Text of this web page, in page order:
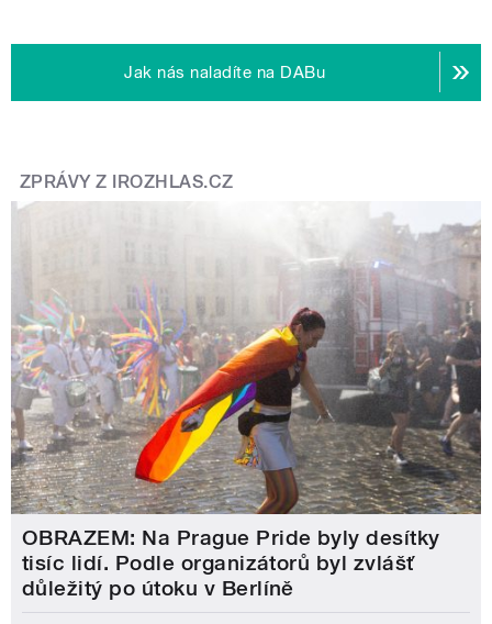
Jak nás naladíte na DABu
ZPRÁVY Z IROZHLAS.CZ
OBRAZEM: Na Prague Pride byly desítky
tisíc lidí. Podle organizátorů byl zvlášť
důležitý po útoku v Berlíně